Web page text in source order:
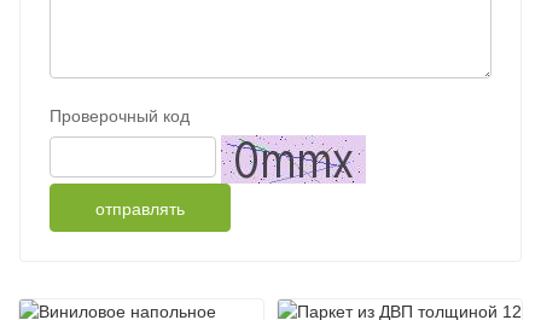
Проверочный код
отправлять